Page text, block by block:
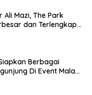
Ali Mazi, The Park
dan Terlengkap
Berbagai
Di Event Malam